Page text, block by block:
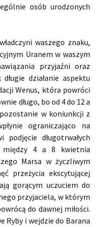
osób urodzonych
waszego znaku,
Uranem w waszym
przyjaźni oraz
działanie aspektu
Wenus, która powróci
długo, bo od 4 do 12 a
w koniunkcji z
ograniczająco na
długotrwałych
między 4 a 8 kwietnia
Marsa w życzliwym
przeżycia ekscytującej
gorącym uczuciem do
przyjaciela, w którym
do dawnej miłości.
Ryby i wejdzie do Barana